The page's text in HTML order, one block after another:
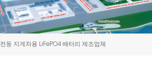
전동 지게차용 LiFePO4 배터리 제조업체